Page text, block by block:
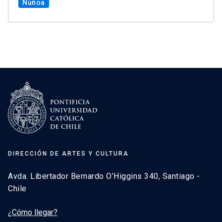
Ñuñoa
DIRECCIÓN DE ARTES Y CULTURA
Avda. Libertador Bernardo O’Higgins 340, Santiago -
Chile
¿Cómo llegar?